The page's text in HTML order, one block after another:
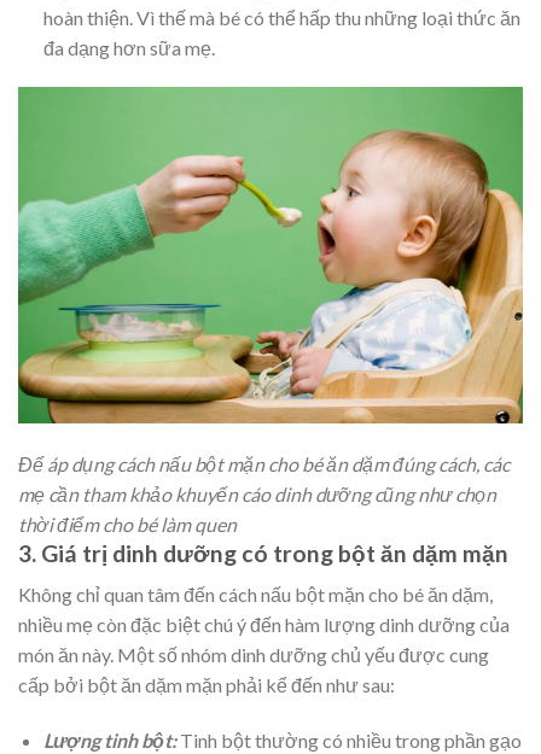
hoàn thiện. Vì thế mà bé có thể hấp thu những loại thức ăn
đa dạng hơn sữa mẹ.
Để áp dụng cách nấu bột mặn cho bé ăn dặm đúng cách, các
mẹ cần tham khảo khuyến cáo dinh dưỡng cũng như chọn
thời điểm cho bé làm quen
3. Giá trị dinh dưỡng có trong bột ăn dặm mặn
Không chỉ quan tâm đến cách nấu bột mặn cho bé ăn dặm,
nhiều mẹ còn đặc biệt chú ý đến hàm lượng dinh dưỡng của
món ăn này. Một số nhóm dinh dưỡng chủ yếu được cung
cấp bởi bột ăn dặm mặn phải kể đến như sau:
Lượng tinh bột:Tinh bột thường có nhiều trong phần gạo